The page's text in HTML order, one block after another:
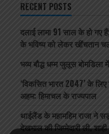
RECENT POSTS
दलाई लामा 91 साल के हो गए
के भविष्य को लेकर खींचतान
भव्य बौद्ध धम्म जुलूस बोमडिला
‘विकसित भारत 2047’ के
अहम: हिमाचल के राज्यपाल
थाईलैंड के महामहिम राजा ने
देखभाल की जिम्मेदारी ली,